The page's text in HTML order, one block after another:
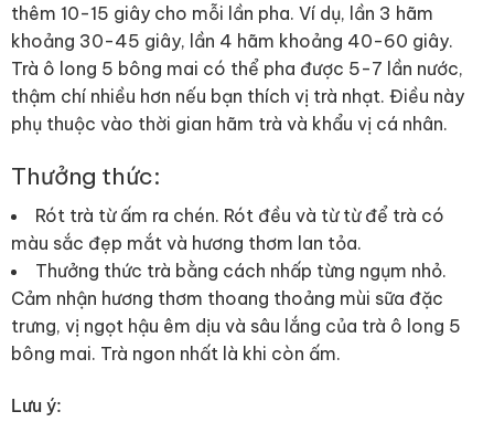
thêm 10-15 giây cho mỗi lần pha. Ví dụ, lần 3 hãm
khoảng 30-45 giây, lần 4 hãm khoảng 40-60 giây.
Trà ô long 5 bông mai có thể pha được 5-7 lần nước,
thậm chí nhiều hơn nếu bạn thích vị trà nhạt. Điều này
phụ thuộc vào thời gian hãm trà và khẩu vị cá nhân.
Thưởng thức:
Rót trà từ ấm ra chén. Rót đều và từ từ để trà có
màu sắc đẹp mắt và hương thơm lan tỏa.
Thưởng thức trà bằng cách nhấp từng ngụm nhỏ.
Cảm nhận hương thơm thoang thoảng mùi sữa đặc
trưng, vị ngọt hậu êm dịu và sâu lắng của trà ô long 5
bông mai. Trà ngon nhất là khi còn ấm.
Lưu ý: